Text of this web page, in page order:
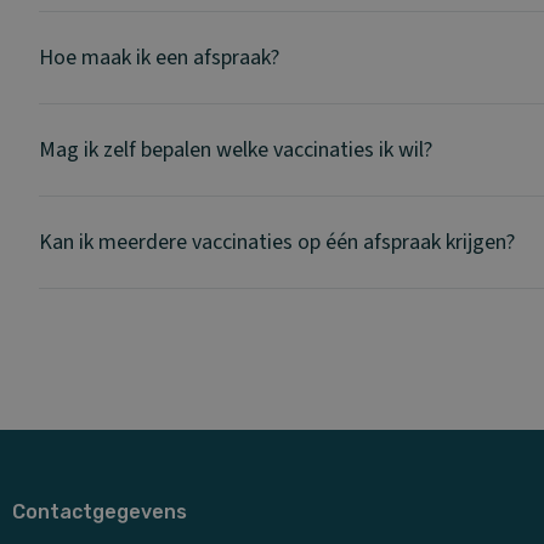
Hoe maak ik een afspraak?
Mag ik zelf bepalen welke vaccinaties ik wil?
Kan ik meerdere vaccinaties op één afspraak krijgen?
Contactgegevens